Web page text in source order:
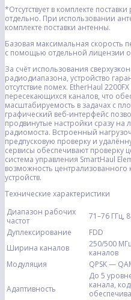
*Отсутствует в комплекте
отдельно. При использовании
комплекте поставки антенны.
Базовая максимальная скорость
с помощью отдельной лицензии
За счёт использования
радиодиапазона, устройство
отсутствие помех. EtherHaul
пересекающихся каналов, что
масштабируемость в задачах с
графический веб-интерфейс
продвинутые настройки сразу на
радиомоста. Встроенный
предпусковую проверку и
сервисы обеспечивают проверку
система управления SmartHaul
возможность
устройств.
Технические характеристики
Диапазон рабочих
частот
71–76 ГГц,
Дуплексирование
FDD
Ширина каналов
250/500
каналов
Модуляция
QPSK —
Адаптивность
До 5
канала,